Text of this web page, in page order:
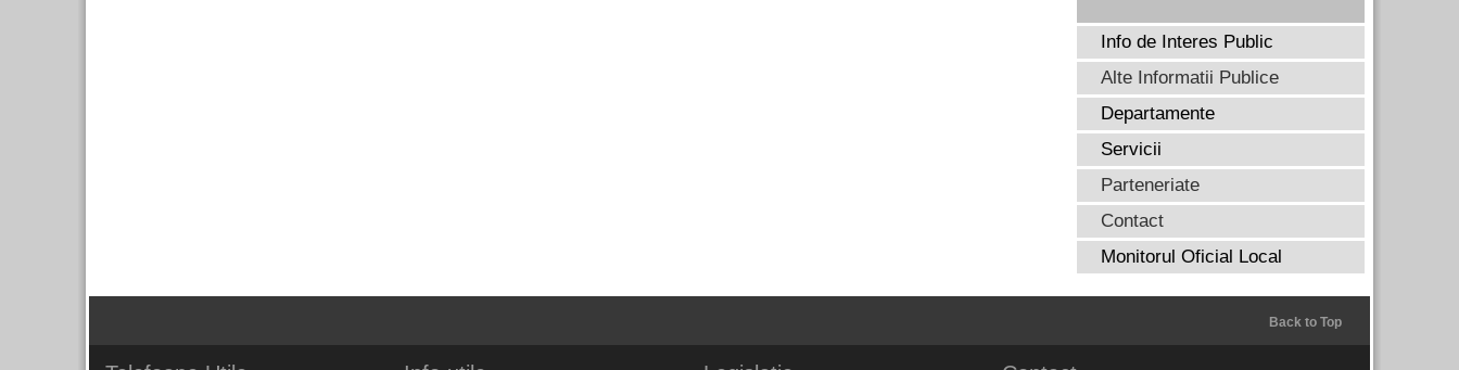
Info de Interes Public
Alte Informatii Publice
Departamente
Servicii
Parteneriate
Contact
Monitorul Oficial Local
Back to Top